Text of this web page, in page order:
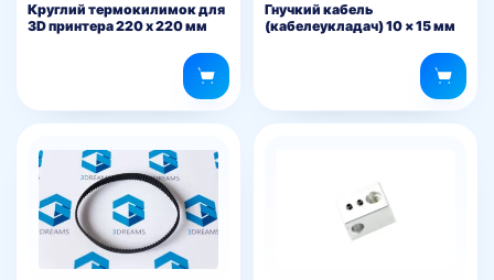
Круглий термокилимок для
3D принтера 220 х 220 мм
Гнучкий кабель
(кабелеукладач) 10 × 15 мм